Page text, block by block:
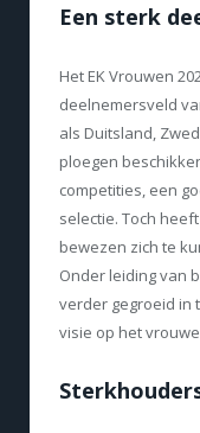
Een sterk
Het EK Vrouwen
deelnemersveld
als Duitsland,
ploegen
competities, een
selectie. Toch
bewezen zich te
Onder leiding van
verder gegroeid in
visie op het